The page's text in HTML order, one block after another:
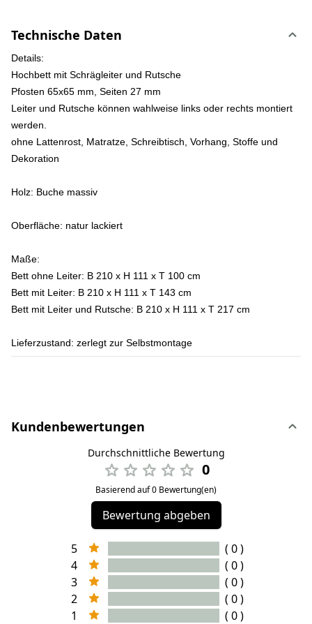
Technische Daten
Details:
Hochbett mit Schrägleiter und Rutsche
Pfosten 65x65 mm, Seiten 27 mm
Leiter und Rutsche können wahlweise links oder rechts montiert
werden.
ohne Lattenrost, Matratze, Schreibtisch, Vorhang, Stoffe und
Dekoration
Holz: Buche massiv
Oberfläche: natur lackiert
Maße:
Bett ohne Leiter: B 210 x H 111 x T 100 cm
Bett mit Leiter: B 210 x H 111 x T 143 cm
Bett mit Leiter und Rutsche: B 210 x H 111 x T 217 cm
Lieferzustand: zerlegt zur Selbstmontage
Kundenbewertungen
Durchschnittliche Bewertung
0
Basierend auf 0 Bewertung(en)
Bewertung abgeben
5
( 0 )
4
( 0 )
3
( 0 )
2
( 0 )
1
( 0 )